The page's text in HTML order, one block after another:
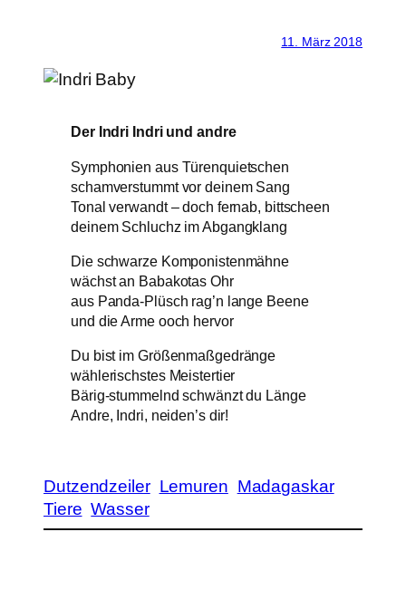
11. März 2018
Der Indri Indri und andre
Symphonien aus Türenquietschen
schamverstummt vor deinem Sang
Tonal verwandt – doch fernab, bittscheen
deinem Schluchz im Abgangklang
Die schwarze Komponistenmähne
wächst an Babakotas Ohr
aus Panda-Plüsch rag’n lange Beene
und die Arme ooch hervor
Du bist im Größenmaßgedränge
wählerischstes Meistertier
Bärig-stummelnd schwänzt du Länge
Andre, Indri, neiden’s dir!
Dutzendzeiler Lemuren Madagaskar
Tiere Wasser